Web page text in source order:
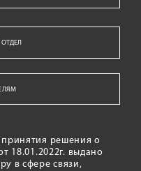
решения о
18.01.2022г. выдано
в сфере связи,